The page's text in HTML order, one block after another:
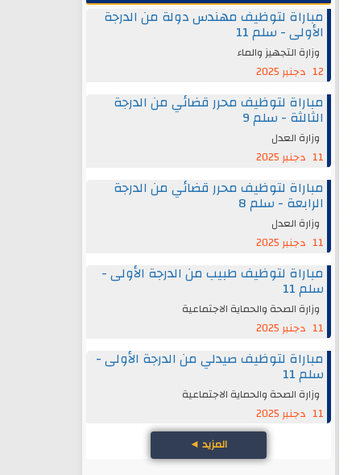
مباراة لتوظيف مهندس دولة من الدرجة
الأولى - سلم 11
وزارة التجهيز والماء
12 دجنبر 2025
مباراة لتوظيف محرر قضائي من الدرجة
الثالثة - سلم 9
وزارة العدل
11 دجنبر 2025
مباراة لتوظيف محرر قضائي من الدرجة
الرابعة - سلم 8
وزارة العدل
11 دجنبر 2025
مباراة لتوظيف طبيب من الدرجة الأولى -
سلم 11
وزارة الصحة والحماية الاجتماعية
11 دجنبر 2025
مباراة لتوظيف صيدلي من الدرجة الأولى -
سلم 11
وزارة الصحة والحماية الاجتماعية
11 دجنبر 2025
المزيد ◄